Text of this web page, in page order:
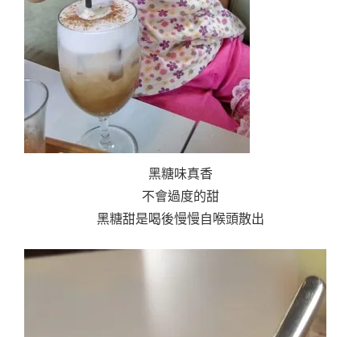
黑糖味真香
不會過度的甜
黑糖甜是喝後慢慢自喉頭散出